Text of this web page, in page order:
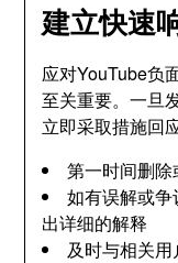
建立快速
应对YouTube负
至关重要。一旦
立即采取措施回
第一时间删
如有误解或
出详细的解释
及时与相关